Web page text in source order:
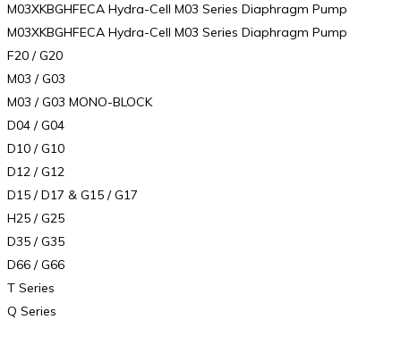
M03XKBGHFECA Hydra-Cell M03 Series Diaphragm Pump
M03XKBGHFECA Hydra-Cell M03 Series Diaphragm Pump
F20 / G20
M03 / G03
M03 / G03 MONO-BLOCK
D04 / G04
D10 / G10
D12 / G12
D15 / D17 & G15 / G17
H25 / G25
D35 / G35
D66 / G66
T Series
Q Series